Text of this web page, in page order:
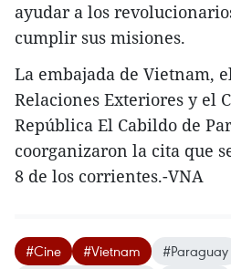
ayudar a los
cumplir sus misiones.
La embajada de Vietnam,
Relaciones Exteriores y el
República El Cabildo de
coorganizaron la cita que
8 de los corrientes.-VNA
#Cine #Vietnam #Paraguay